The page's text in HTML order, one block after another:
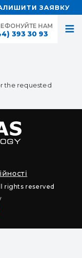
НАМ
393 30 93
ЗАЯВКУ
the requested
rights reserved